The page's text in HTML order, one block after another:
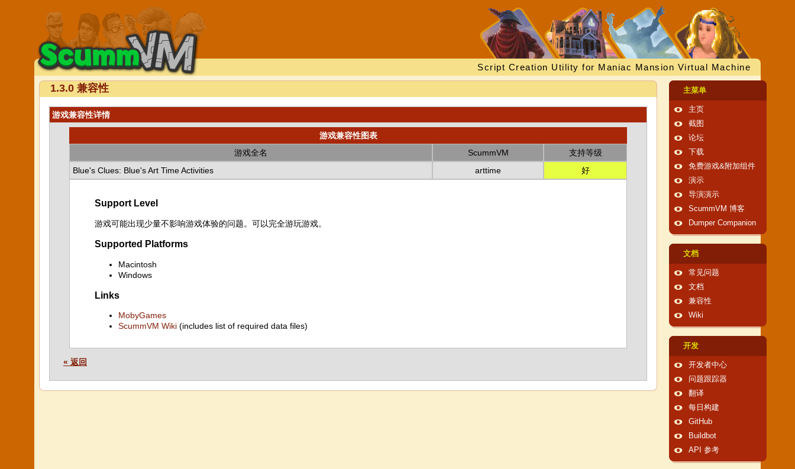
Script Creation Utility for Maniac Mansion Virtual Machine
1.3.0 兼容性
游戏兼容性详情
游戏兼容性图表
游戏全名
ScummVM
支持等级
Blue's Clues: Blue's Art Time Activities
arttime 好
Support Level
游戏可能出现少量不影响游戏体验的问题。可以完全游玩游戏。
Supported Platforms
Macintosh
Windows
Links
MobyGames
ScummVM Wiki (includes list of required data files)
« 返回
主菜单
主页
截图
论坛
下载
免费游戏&附加组件
演示
导演演示
ScummVM 博客
Dumper Companion
文档
常见问题
文档
兼容性
Wiki
开发
开发者中心
问题跟踪器
翻译
每日构建
GitHub
Buildbot
API 参考